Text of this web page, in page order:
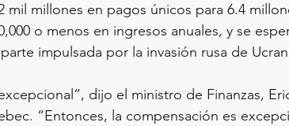
mil millones en pagos únicos para 6.4
o menos en ingresos anuales, y se
impulsada por la invasión rusa de
dijo el ministro de Finanzas,
“Entonces, la compensación es